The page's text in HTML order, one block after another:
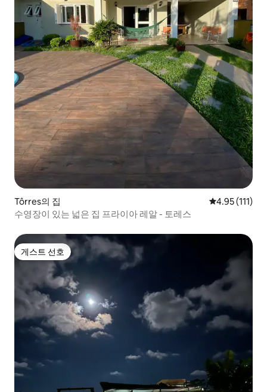
Tôrres의 집 평점 4.95점(5
4.95 (111)
수영장이 있는 넓은 집 프라이아 레알 - 토레스
게스트 선호
게스트 선호